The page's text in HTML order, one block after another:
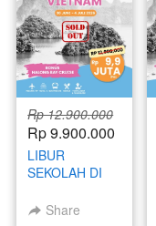
Rp 12.900.000
Rp 9.900.000
LIBUR
SEKOLAH DI
JUNI - 4 JULI
Share